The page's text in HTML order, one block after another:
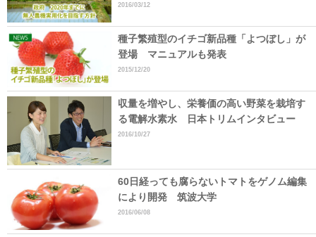
2016/03/12
種子繁殖型のイチゴ新品種「よつぼし」が
登場 マニュアルも発表
2015/12/20
収量を増やし、栄養価の高い野菜を栽培す
る電解水素水 日本トリムインタビュー
2016/10/27
60日経っても腐らないトマトをゲノム編集
により開発 筑波大学
2016/06/08